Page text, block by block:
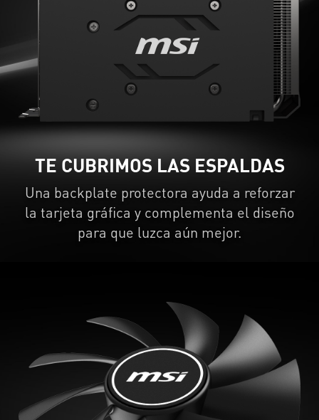
TE CUBRIMOS LAS ESPALDAS
Una backplate protectora ayuda a reforzar
la tarjeta gráfica y complementa el diseño
para que luzca aún mejor.